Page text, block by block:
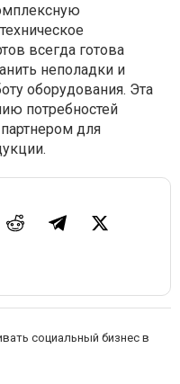
всегда готова
неполадки и
оборудования. Эта
потребностей
для
социальный бизнес в